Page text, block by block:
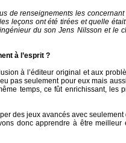
de renseignements les
leçons ont été tirées et quelle
du son Jens Nilsson et le
à l’esprit ?
à l’éditeur original et aux
pas seulement pour eux mais
temps, ce fût enrichissant, les
des jeux avancés avec
donc apprendre à être